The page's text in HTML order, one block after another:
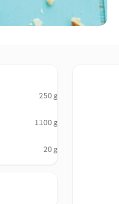
250 g
1100 g
20 g